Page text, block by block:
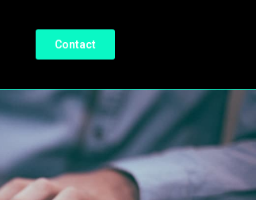
Contact